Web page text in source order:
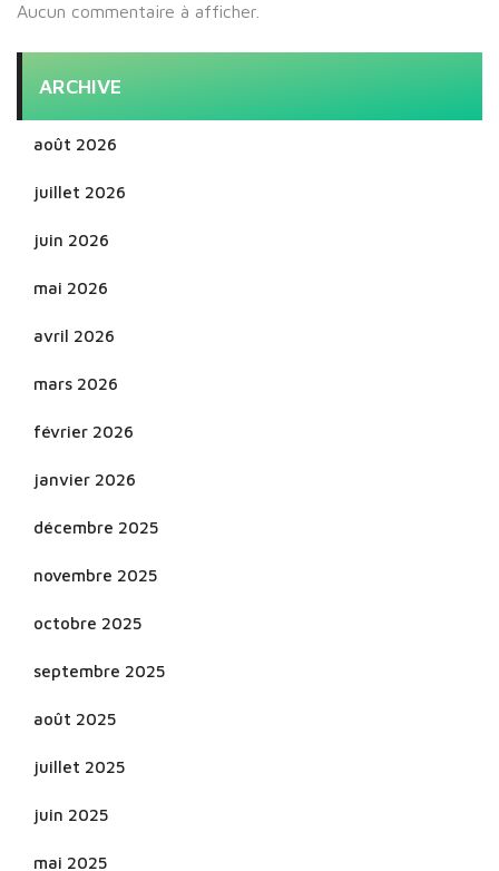
Aucun commentaire à afficher.
ARCHIVE
août 2026
juillet 2026
juin 2026
mai 2026
avril 2026
mars 2026
février 2026
janvier 2026
décembre 2025
novembre 2025
octobre 2025
septembre 2025
août 2025
juillet 2025
juin 2025
mai 2025